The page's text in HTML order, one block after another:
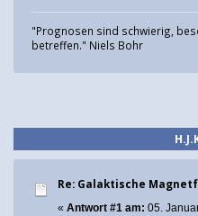
"Prognosen sind schwierig,
betreffen." Niels Bohr
Re: Galaktische
« Antwort #1 am: 05.